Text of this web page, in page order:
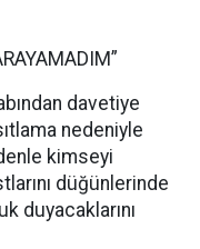
davetiye
nedeniyle
kimseyi
düğünlerinde
duyacaklarını